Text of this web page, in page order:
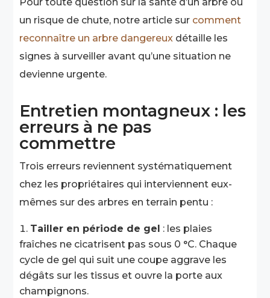
un risque de chute, notre article sur comment
reconnaître un arbre dangereux détaille les
signes à surveiller avant qu’une situation ne
devienne urgente.
Entretien montagneux : les
erreurs à ne pas
commettre
Trois erreurs reviennent systématiquement
chez les propriétaires qui interviennent eux-
mêmes sur des arbres en terrain pentu :
Tailler en période de gel : les plaies
fraîches ne cicatrisent pas sous 0 °C. Chaque
cycle de gel qui suit une coupe aggrave les
dégâts sur les tissus et ouvre la porte aux
champignons.